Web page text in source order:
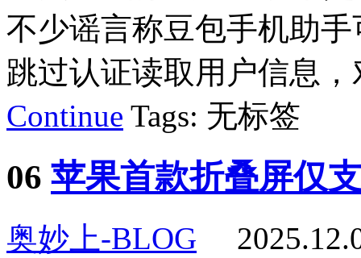
不少谣言称豆包手机助
跳过认证读取用户信息，
Continue Tags: 无标签
06 苹果首款折叠屏仅
奥妙上-BLOG